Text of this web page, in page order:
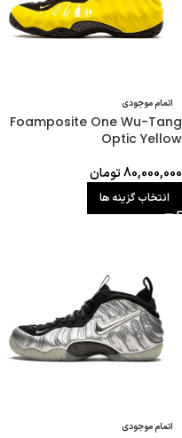
اتمام موجودی
Foamposite One Wu-Tang
Optic Yellow
80,000,000تومان
انتخاب گزینه ها
اتمام موجودی